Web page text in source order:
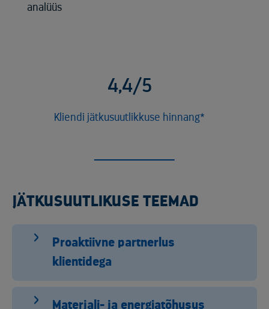
analüüs
4,4/5
Kliendi jätkusuutlikkuse hinnang*
JÄTKUSUUTLIKUSE TEEMAD
Proaktiivne partnerlus
klientidega
Materjali- ja energiatõhusus